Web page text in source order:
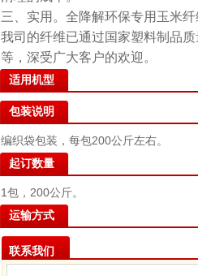
三、实用。全降解环保专用玉米
我司的纤维已通过国家塑料制品
等，深受广大客户的欢迎。
适用机型
包装说明
编织袋包装，每包200公斤左右。
起订数量
1包，200公斤。
运输方式
联系我们